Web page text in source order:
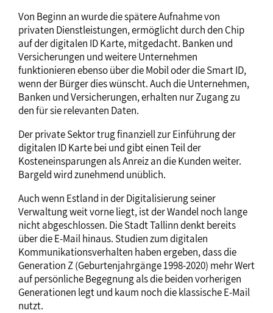
Von Beginn an wurde die spätere Aufnahme von
privaten Dienstleistungen, ermöglicht durch den Chip
auf der digitalen ID Karte, mitgedacht. Banken und
Versicherungen und weitere Unternehmen
funktionieren ebenso über die Mobil oder die Smart ID,
wenn der Bürger dies wünscht. Auch die Unternehmen,
Banken und Versicherungen, erhalten nur Zugang zu
den für sie relevanten Daten.
Der private Sektor trug finanziell zur Einführung der
digitalen ID Karte bei und gibt einen Teil der
Kosteneinsparungen als Anreiz an die Kunden weiter.
Bargeld wird zunehmend unüblich.
Auch wenn Estland in der Digitalisierung seiner
Verwaltung weit vorne liegt, ist der Wandel noch lange
nicht abgeschlossen. Die Stadt Tallinn denkt bereits
über die E-Mail hinaus. Studien zum digitalen
Kommunikationsverhalten haben ergeben, dass die
Generation Z (Geburtenjahrgänge 1998-2020) mehr Wert
auf persönliche Begegnung als die beiden vorherigen
Generationen legt und kaum noch die klassische E-Mail
nutzt.